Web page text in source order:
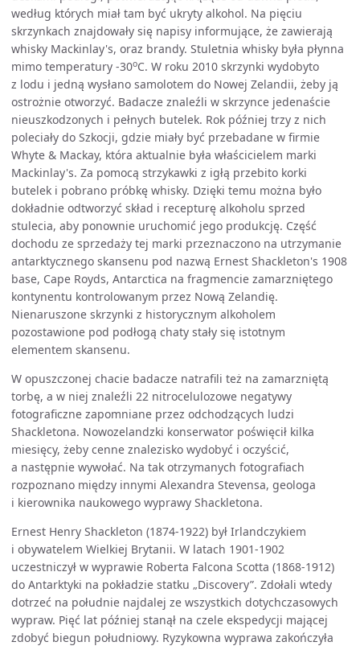
według których miał tam być ukryty alkohol. Na pięciu
skrzynkach znajdowały się napisy informujące, że zawierają
whisky Mackinlay's, oraz brandy. Stuletnia whisky była płynna
mimo temperatury -30oC. W roku 2010 skrzynki wydobyto
z lodu i jedną wysłano samolotem do Nowej Zelandii, żeby ją
ostrożnie otworzyć. Badacze znaleźli w skrzynce jedenaście
nieuszkodzonych i pełnych butelek. Rok później trzy z nich
poleciały do Szkocji, gdzie miały być przebadane w firmie
Whyte & Mackay, która aktualnie była właścicielem marki
Mackinlay's. Za pomocą strzykawki z igłą przebito korki
butelek i pobrano próbkę whisky. Dzięki temu można było
dokładnie odtworzyć skład i recepturę alkoholu sprzed
stulecia, aby ponownie uruchomić jego produkcję. Część
dochodu ze sprzedaży tej marki przeznaczono na utrzymanie
antarktycznego skansenu pod nazwą Ernest Shackleton's 1908
base, Cape Royds, Antarctica na fragmencie zamarzniętego
kontynentu kontrolowanym przez Nową Zelandię.
Nienaruszone skrzynki z historycznym alkoholem
pozostawione pod podłogą chaty stały się istotnym
elementem skansenu.
W opuszczonej chacie badacze natrafili też na zamarzniętą
torbę, a w niej znaleźli 22 nitrocelulozowe negatywy
fotograficzne zapomniane przez odchodzących ludzi
Shackletona. Nowozelandzki konserwator poświęcił kilka
miesięcy, żeby cenne znalezisko wydobyć i oczyścić,
a następnie wywołać. Na tak otrzymanych fotografiach
rozpoznano między innymi Alexandra Stevensa, geologa
i kierownika naukowego wyprawy Shackletona.
Ernest Henry Shackleton (1874-1922) był Irlandczykiem
i obywatelem Wielkiej Brytanii. W latach 1901-1902
uczestniczył w wyprawie Roberta Falcona Scotta (1868-1912)
do Antarktyki na pokładzie statku „Discovery”. Zdołali wtedy
dotrzeć na południe najdalej ze wszystkich dotychczasowych
wypraw. Pięć lat później stanął na czele ekspedycji mającej
zdobyć biegun południowy. Ryzykowna wyprawa zakończyła